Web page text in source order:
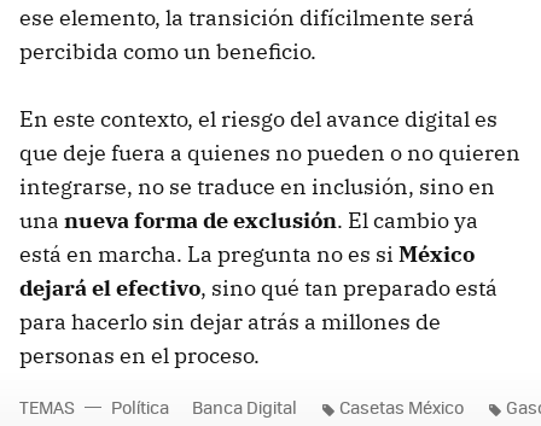
ese elemento, la transición difícilmente será
percibida como un beneficio.
En este contexto, el riesgo del avance digital es
que deje fuera a quienes no pueden o no quieren
integrarse, no se traduce en inclusión, sino en
una nueva forma de exclusión. El cambio ya
está en marcha. La pregunta no es si México
dejará el efectivo, sino qué tan preparado está
para hacerlo sin dejar atrás a millones de
personas en el proceso.
TEMAS Política Banca Digital Casetas México